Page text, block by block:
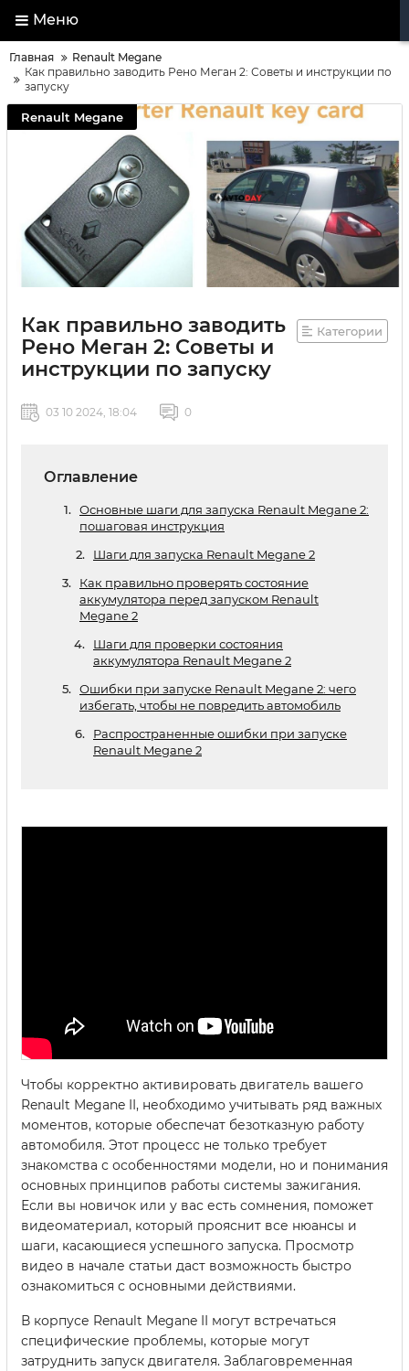
Меню
Главная
Renault Megane
Как правильно заводить Рено Меган 2: Советы и инструкции по
запуску
Renault Megane
Как правильно заводить
Рено Меган 2: Советы и
инструкции по запуску
Категории
03 10 2024, 18:04 0
Оглавление
Основные шаги для запуска Renault Megane 2:
пошаговая инструкция
Шаги для запуска Renault Megane 2
Как правильно проверять состояние
аккумулятора перед запуском Renault
Megane 2
Шаги для проверки состояния
аккумулятора Renault Megane 2
Ошибки при запуске Renault Megane 2: чего
избегать, чтобы не повредить автомобиль
Распространенные ошибки при запуске
Renault Megane 2
Чтобы корректно активировать двигатель вашего
Renault Megane II, необходимо учитывать ряд важных
моментов, которые обеспечат безотказную работу
автомобиля. Этот процесс не только требует
знакомства с особенностями модели, но и понимания
основных принципов работы системы зажигания.
Если вы новичок или у вас есть сомнения, поможет
видеоматериал, который прояснит все нюансы и
шаги, касающиеся успешного запуска. Просмотр
видео в начале статьи даст возможность быстро
ознакомиться с основными действиями.
В корпусе Renault Megane II могут встречаться
специфические проблемы, которые могут
затруднить запуск двигателя. Заблаговременная